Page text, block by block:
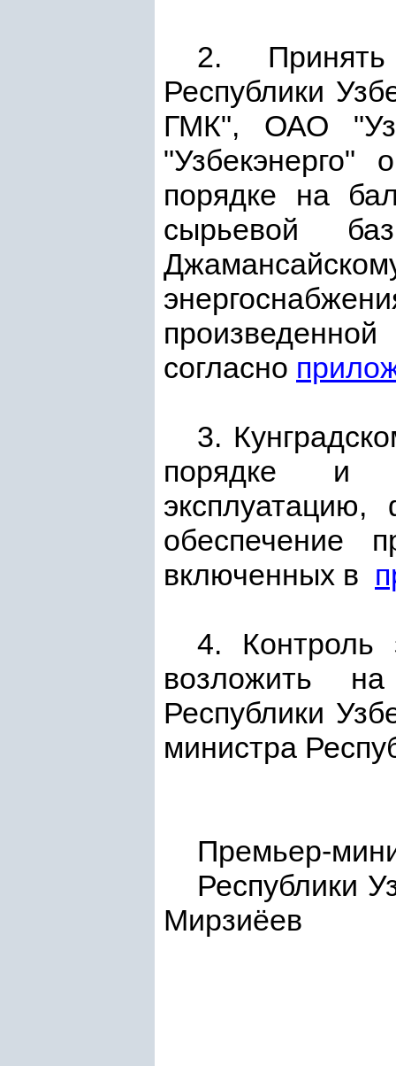
2. Принять
Республики
ГМК", ОАО
"Узбекэнерго"
порядке на
сырьевой
согласно
3.
порядке и
эксплуатацию,
обеспечение
включенных в
4. Контроль
возложить
Республики
министра
Премьер-
Мирзиёев